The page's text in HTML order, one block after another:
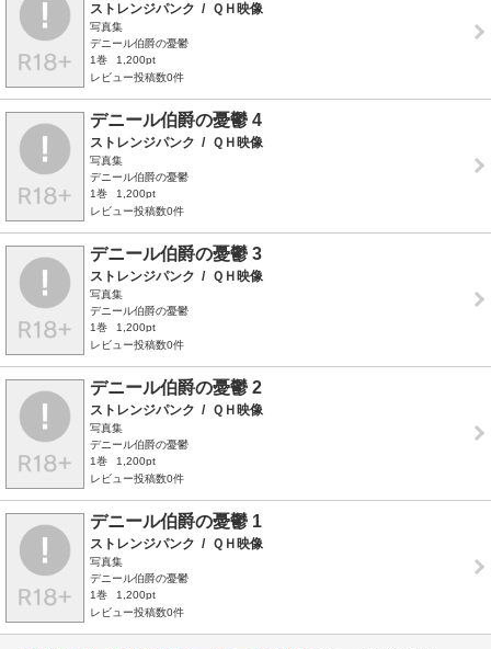
ストレンジパンク / ＱＨ映像
写真集
デニール伯爵の憂鬱
1巻
1,200pt
レビュー投稿数0件
デニール伯爵の憂鬱 4
ストレンジパンク / ＱＨ映像
写真集
デニール伯爵の憂鬱
1巻
1,200pt
レビュー投稿数0件
デニール伯爵の憂鬱 3
ストレンジパンク / ＱＨ映像
写真集
デニール伯爵の憂鬱
1巻
1,200pt
レビュー投稿数0件
デニール伯爵の憂鬱 2
ストレンジパンク / ＱＨ映像
写真集
デニール伯爵の憂鬱
1巻
1,200pt
レビュー投稿数0件
デニール伯爵の憂鬱 1
ストレンジパンク / ＱＨ映像
写真集
デニール伯爵の憂鬱
1巻
1,200pt
レビュー投稿数0件